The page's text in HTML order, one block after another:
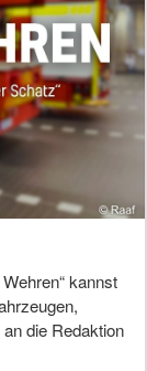
kannst
die Redaktion